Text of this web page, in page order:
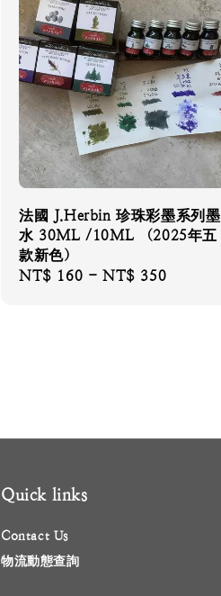
法國 J.Herbin 珍珠彩墨系列墨
水 30ML /10ML （2025年五
款新色）
Regular
NT$ 160 -NT$ 350
Quick links
Contact Us
物流動態查詢